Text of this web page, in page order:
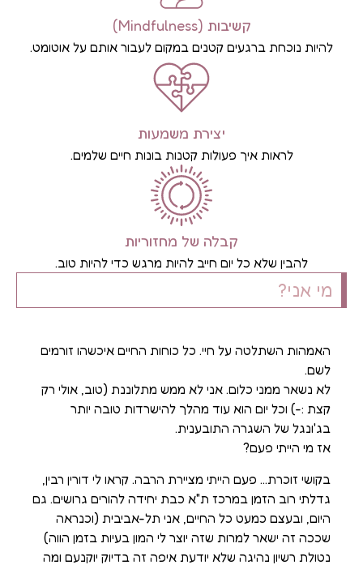
קשיבות (Mindfulness)
להיות נוכחת ברגעים קטנים במקום לעבור אותם על אוטומט.
יצירת משמעות
לראות איך פעולות קטנות בונות חיים שלמים.
קבלה של מחזוריות
להבין שלא כל יום חייב להיות מרגש כדי להיות טוב.
מי אני?
האמהות השתלטה על חיי. כל כוחות החיים איכשהו זורמים
לשם.
לא נשאר ממני כלום. אני לא ממש מתלוננת (טוב, אולי רק
קצת :-) וכל יום הוא עוד מהלך להישרדות טובה יותר
בג'ונגל של השגרה התובענית.
אז מי הייתי פעם?
בקושי זוכרת… פעם הייתי מציירת הרבה. קראו לי דורין רבין,
גדלתי רוב הזמן במרכז ת"א כבת יחידה להורים גרושים. גם
היום, ובעצם כמעט כל החיים, אני תל-אביבית (וכנראה
שככה זה ישאר למרות שזה יוצר לי המון בעיות בזמן הווה)
נטולת רשיון נהיגה שלא יודעת איפה זה בדיוק יוקנעם ומה